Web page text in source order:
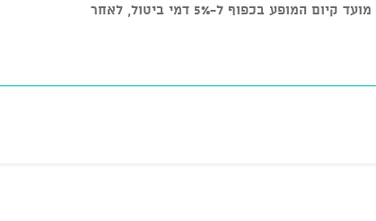
* ניתן לבטל כרטיסים עד טווח זמן של 48 שעות לפני מועד קיום המופע בכפוף ל-5% דמי ביטול, לאחר